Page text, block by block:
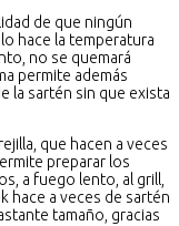
de que ningún
hace la temperatura
no se quemará
permite además
la sartén sin que exista
que hacen a veces
preparar los
a fuego lento, al grill,
hace a veces de sartén
tamaño, gracias